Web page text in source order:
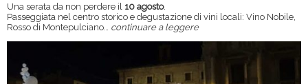
Una serata da non perdere il 10 agosto.
Passeggiata nel centro storico e degustazione di vini locali: Vino Nobile,
Rosso di Montepulciano…
continuare a leggere